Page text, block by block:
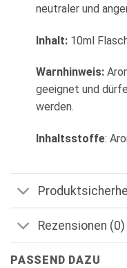
neutraler und
Inhalt:10ml
Warnhinweis:
geeignet und
werden.
Inhaltsstoffe:
Rezensionen (0)
PASSEND DAZU